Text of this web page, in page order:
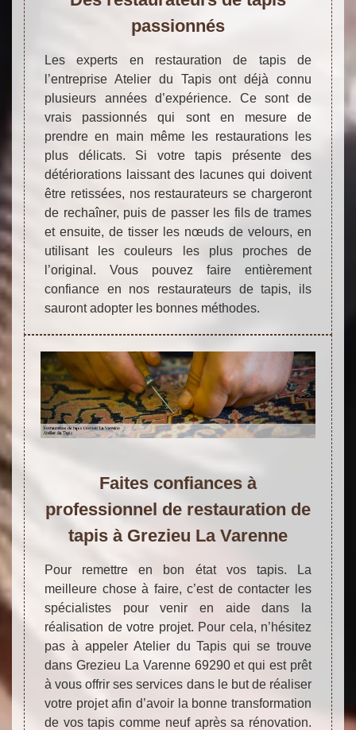
passionnés
Les experts en restauration de tapis de
l’entreprise Atelier du Tapis ont déjà connu
plusieurs années d’expérience. Ce sont de
vrais passionnés qui sont en mesure de
prendre en main même les restaurations les
plus délicats. Si votre tapis présente des
détériorations laissant des lacunes qui doivent
être retissées, nos restaurateurs se chargeront
de rechaîner, puis de passer les fils de trames
et ensuite, de tisser les nœuds de velours, en
utilisant les couleurs les plus proches de
l’original. Vous pouvez faire entièrement
confiance en nos restaurateurs de tapis, ils
sauront adopter les bonnes méthodes.
Faites confiances à
professionnel de restauration de
tapis à Grezieu La Varenne
Pour remettre en bon état vos tapis. La
meilleure chose à faire, c’est de contacter les
spécialistes pour venir en aide dans la
réalisation de votre projet. Pour cela, n’hésitez
pas à appeler Atelier du Tapis qui se trouve
dans Grezieu La Varenne 69290 et qui est prêt
à vous offrir ses services dans le but de réaliser
votre projet afin d’avoir la bonne transformation
de vos tapis comme neuf après sa rénovation.